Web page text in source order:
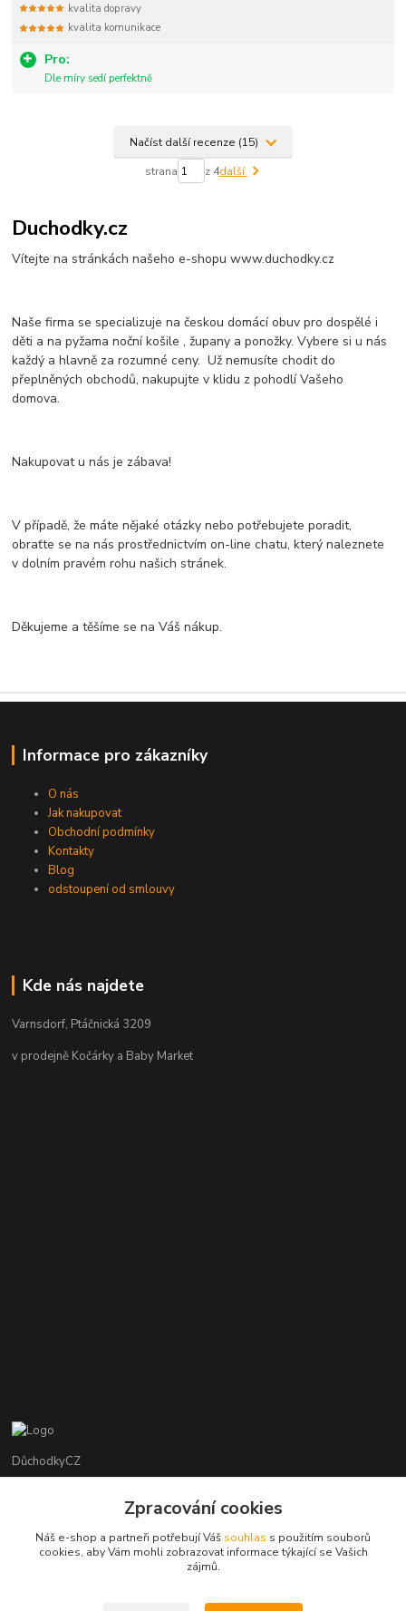
Pro:
Dle míry sedí perfektně
kvalita dopravy
kvalita komunikace
Načíst další recenze (15)
strana z 4další
Duchodky.cz
Vítejte na stránkách našeho e-shopu www.duchodky.cz
Naše firma se specializuje na českou domácí obuv pro dospělé i
děti a na pyžama noční košile , župany a ponožky. Vybere si u nás
každý a hlavně za rozumné ceny. Už nemusíte chodit do
přeplněných obchodů, nakupujte v klidu z pohodlí Vašeho
domova.
Nakupovat u nás je zábava!
V případě, že máte nějaké otázky nebo potřebujete poradit,
obraťte se na nás prostřednictvím on-line chatu, který naleznete
v dolním pravém rohu našich stránek.
Děkujeme a těšíme se na Váš nákup.
Informace pro zákazníky
O nás
Jak nakupovat
Obchodní podmínky
Kontakty
Blog
odstoupení od smlouvy
Kde nás najdete
Varnsdorf, Ptáčnická 3209
v prodejně Kočárky a Baby Market
DůchodkyCZ
+420 412384749
objednavky@duchodky.cz
Zpracování cookies
Náš e-shop a partneři potřebují Váš souhlas s použitím souborů
cookies, aby Vám mohli zobrazovat informace týkající se Vašich
zájmů.